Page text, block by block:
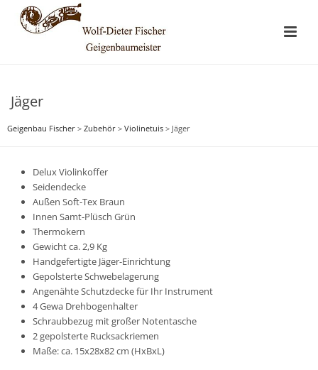
Jäger
Geigenbau Fischer > Zubehör > Violinetuis > Jäger
Delux Violinkoffer
Seidendecke
Außen Soft-Tex Braun
Innen Samt-Plüsch Grün
Thermokern
Gewicht ca. 2,9 Kg
Handgefertigte Jäger-Einrichtung
Gepolsterte Schwebelagerung
Angenähte Schutzdecke für Ihr Instrument
4 Gewa Drehbogenhalter
Schraubbezug mit großer Notentasche
2 gepolsterte Rucksackriemen
Maße: ca. 15x28x82 cm (HxBxL)